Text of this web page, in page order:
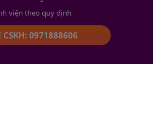
viện theo quy định
CSKH: 0971888606